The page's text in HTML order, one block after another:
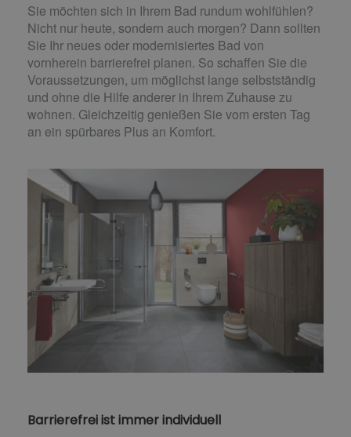
Sie möchten sich in Ihrem Bad rundum wohlfühlen?
Nicht nur heute, sondern auch morgen? Dann sollten
Sie Ihr neues oder modernisiertes Bad von
vornherein barrierefrei planen. So schaffen Sie die
Voraussetzungen, um möglichst lange selbstständig
und ohne die Hilfe anderer in Ihrem Zuhause zu
wohnen. Gleichzeitig genießen Sie vom ersten Tag
an ein spürbares Plus an Komfort.
Barrierefrei ist immer individuell